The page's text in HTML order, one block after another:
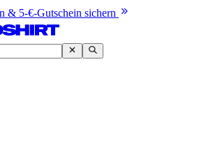
& 5-€-Gutschein sichern